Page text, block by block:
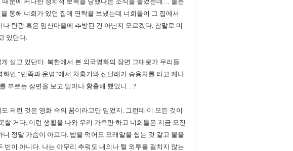
통해 너희가 있던 집에 연락을 보냈는데 너희들이 그 집에서
탄광 혹은 임산마을에 추방된 건 아닌지 모르겠다. 참말로 미
있단다.
살고 있단다. 북한에서 본 외국영화의 장면 그대로가 우리들
인 “민족과 운명”에서 차홍기와 신달래가 승용차를 타고 캐나
부르는 장면을 보고 얼마나 황홀해 했었니... ?
저런 것은 영화 속의 꿈이라고만 믿었지. 그런데 이 모든 것이
거다. 이런 생활을 나와 우리 가족만 하고 너희들은 지금 모진
정말 가슴이 아프다. 밥을 먹어도 모래알을 씹는 것 같고 물을
번이 아니다. 나는 아무리 추워도 내의나 털 외투를 걸치지 않는